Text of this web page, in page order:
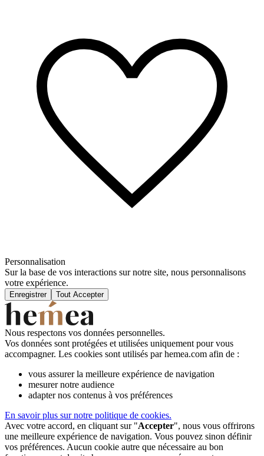
Personnalisation
Sur la base de vos interactions sur notre site, nous personnalisons
votre expérience.
Enregistrer Tout Accepter
Nous respectons vos données personnelles.
Vos données sont protégées et utilisées uniquement pour vous
accompagner. Les cookies sont utilisés par hemea.com afin de :
vous assurer la meilleure expérience de navigation
mesurer notre audience
adapter nos contenus à vos préférences
En savoir plus sur notre politique de cookies.
Avec votre accord, en cliquant sur "Accepter", nous vous offrirons
une meilleure expérience de navigation. Vous pouvez sinon définir
vos préférences. Aucun cookie autre que nécessaire au bon